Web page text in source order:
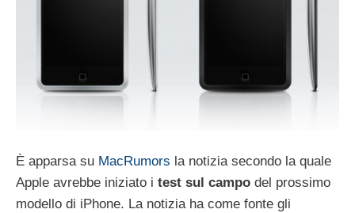
È apparsa su MacRumors la notizia secondo la quale
Apple avrebbe iniziato i test sul campo del prossimo
modello di iPhone. La notizia ha come fonte gli